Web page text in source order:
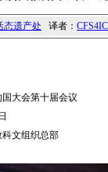
态遗产处 译者：
大会第十届会议
文组织总部